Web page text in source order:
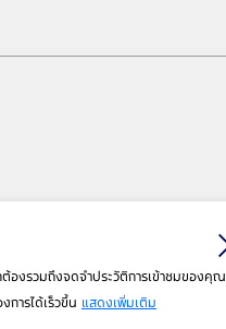
ต้องรวมถึงจดจำประวัติการเข้าชมของคุณ
ารได้เร็วขึ้น แสดงเพิ่มเติม